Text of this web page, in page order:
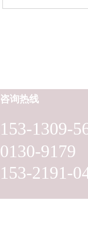
153-1309-
0130-9179
153-2191-
咨询热线